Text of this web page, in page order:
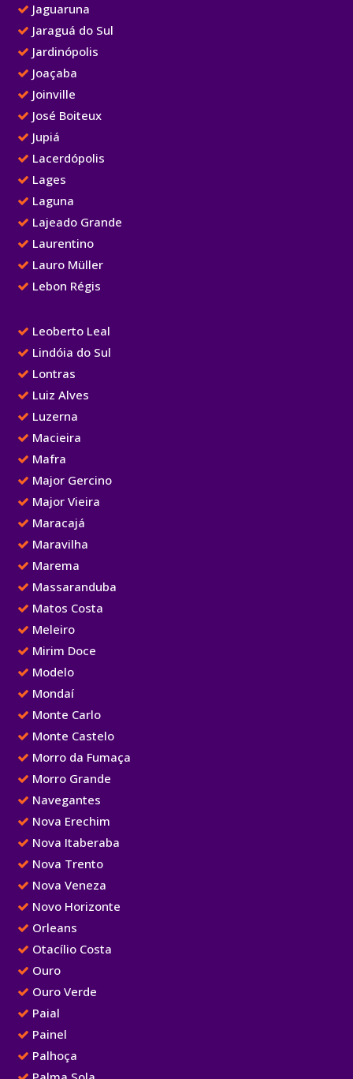
Jaguaruna
Jaraguá do Sul
Jardinópolis
Joaçaba
Joinville
José Boiteux
Jupiá
Lacerdópolis
Lages
Laguna
Lajeado Grande
Laurentino
Lauro Müller
Lebon Régis
Leoberto Leal
Lindóia do Sul
Lontras
Luiz Alves
Luzerna
Macieira
Mafra
Major Gercino
Major Vieira
Maracajá
Maravilha
Marema
Massaranduba
Matos Costa
Meleiro
Mirim Doce
Modelo
Mondaí
Monte Carlo
Monte Castelo
Morro da Fumaça
Morro Grande
Navegantes
Nova Erechim
Nova Itaberaba
Nova Trento
Nova Veneza
Novo Horizonte
Orleans
Otacílio Costa
Ouro
Ouro Verde
Paial
Painel
Palhoça